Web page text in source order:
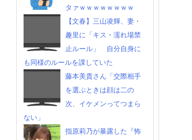
タァｗｗｗｗｗｗｗｗ
【文春】三山凌輝、妻・
趣里に「キス・濡れ場禁
止ルール」 自分自身に
も同様のルールを課していた
藤本美貴さん「交際相手
を選ぶときは顔は二の
次、イケメンってつまら
ない」
指原莉乃が暴露した『怖